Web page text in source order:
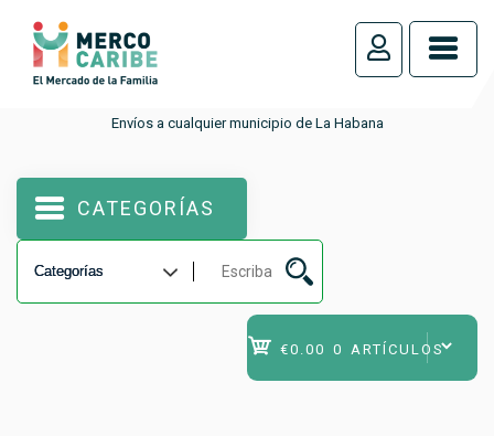
_
Envíos a cualquier municipio de La Habana
CATEGORÍAS
€0.00 0 ARTÍCULOS